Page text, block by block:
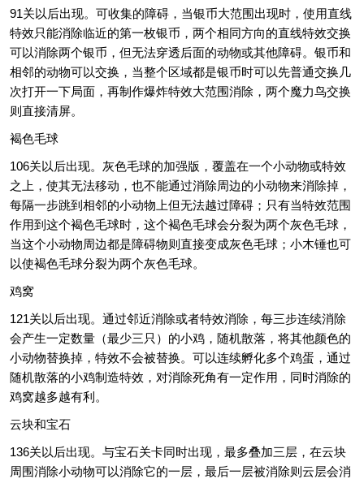
91关以后出现。可收集的障碍，当银币大范围出现时，使用直线
特效只能消除临近的第一枚银币，两个相同方向的直线特效交换
可以消除两个银币，但无法穿透后面的动物或其他障碍。银币和
相邻的动物可以交换，当整个区域都是银币时可以先普通交换几
次打开一下局面，再制作爆炸特效大范围消除，两个魔力鸟交换
则直接清屏。
褐色毛球
106关以后出现。灰色毛球的加强版，覆盖在一个小动物或特效
之上，使其无法移动，也不能通过消除周边的小动物来消除掉，
每隔一步跳到相邻的小动物上但无法越过障碍；只有当特效范围
作用到这个褐色毛球时，这个褐色毛球会分裂为两个灰色毛球，
当这个小动物周边都是障碍物则直接变成灰色毛球；小木锤也可
以使褐色毛球分裂为两个灰色毛球。
鸡窝
121关以后出现。通过邻近消除或者特效消除，每三步连续消除
会产生一定数量（最少三只）的小鸡，随机散落，将其他颜色的
小动物替换掉，特效不会被替换。可以连续孵化多个鸡蛋，通过
随机散落的小鸡制造特效，对消除死角有一定作用，同时消除的
鸡窝越多越有利。
云块和宝石
136关以后出现。与宝石关卡同时出现，最多叠加三层，在云块
周围消除小动物可以消除它的一层，最后一层被消除则云层会消